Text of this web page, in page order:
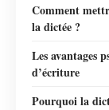
Comment
la dictée ?
Les avantages
d’écriture
Pourquoi la